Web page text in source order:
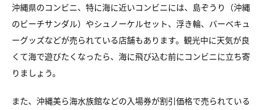
沖縄県のコンビニ、特に海に近いコンビニには、島ぞうり（沖縄
のビーチサンダル）やシュノーケルセット、浮き輪、バーベキュ
ーグッズなどが売られている店舗もあります。観光中に天気が良
くて海で遊びたくなったら、海に飛び込む前にコンビニに立ち寄
りましょう。
また、沖縄美ら海水族館などの入場券が割引価格で売られている